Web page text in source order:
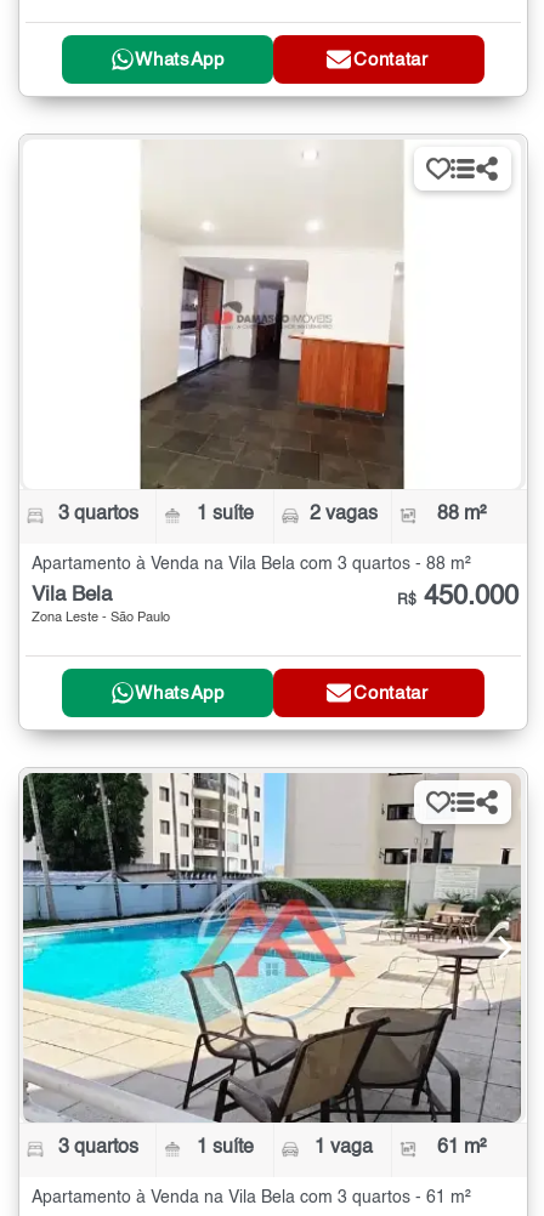
WhatsApp Contatar
3 quartos 1 suíte 2 vagas 88 m²
Apartamento à Venda na Vila Bela com 3 quartos - 88 m²
Vila Bela
Zona Leste - São Paulo
R$ 450.000
WhatsApp Contatar
3 quartos 1 suíte 1 vaga 61 m²
Apartamento à Venda na Vila Bela com 3 quartos - 61 m²